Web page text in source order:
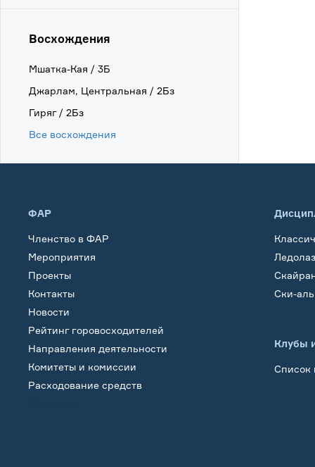
Восхождения
Мшатка-Кая / 3Б
Джарлам, Центральная / 2Бз
Гиряг / 2Бз
Все восхождения
ФАР
Членство в ФАР
Мероприятия
Проекты
Контакты
Новости
Рейтинг горовосходителей
Направления деятельности
Комитеты и комиссии
Расходование средств
Ски-
Клубы
Список